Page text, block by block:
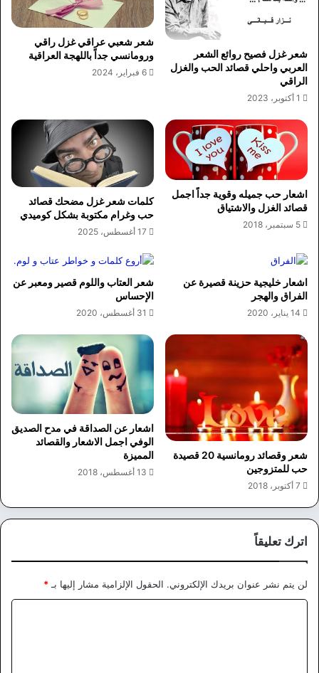
شعر غزل فصيح روائع الشعر
العربي واحلي قصائد الحب والغزل
الراقي
1 أكتوبر، 2023
شعر شعبي عراقي غزل راقي
ورومانسي جداً باللهجة العراقية
6 فبراير، 2024
اشعار حب جميله وقوية جداً اجمل
قصائد الغزل والاشتياق
5 سبتمبر، 2018
كلمات شعر غزل مضحك قصائد
حب وغرام مكتوبة بشكل كوميدي
17 أغسطس، 2025
اشعار خليجية حزينة قصيرة عن
الفراق والهجر
14 يناير، 2020
شعر العتاب واللوم قصير ومعبر عن
الإحساس
31 أغسطس، 2020
شعر وقصائد رومانسية 20 قصيدة
حب للمتزوجين
7 أكتوبر، 2018
اشعار عن الصداقة في مدح الصديق
الوفي اجمل الاشعار والقصائد
المميزة
13 أغسطس، 2018
اترك تعليقاً
لن يتم نشر عنوان بريدك الإلكتروني. الحقول الإلزامية مشار إليها بـ *